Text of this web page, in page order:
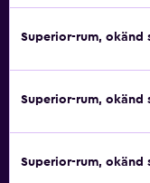
Superior-rum, okänd
Superior-rum, okänd
Superior-rum, okänd